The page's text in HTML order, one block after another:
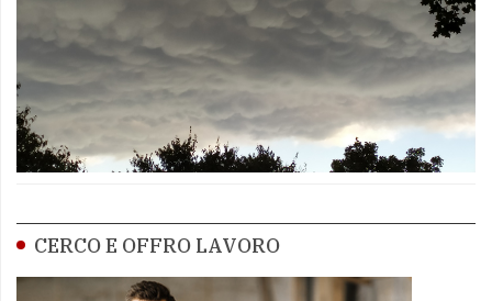
CERCO E OFFRO LAVORO